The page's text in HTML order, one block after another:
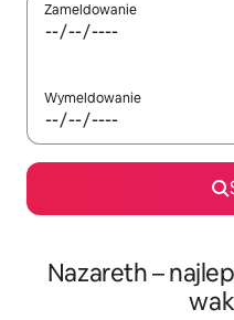
Zameldowanie
Wymeldowanie
Nazareth –